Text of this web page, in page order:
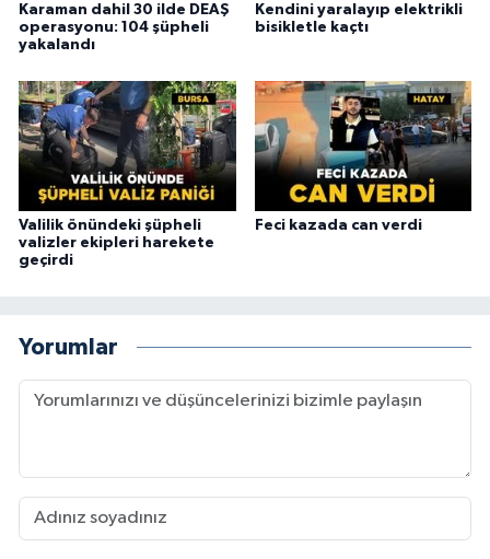
Karaman dahil 30 ilde DEAŞ
operasyonu: 104 şüpheli
yakalandı
Kendini yaralayıp elektrikli
bisikletle kaçtı
Valilik önündeki şüpheli
valizler ekipleri harekete
geçirdi
Feci kazada can verdi
Yorumlar